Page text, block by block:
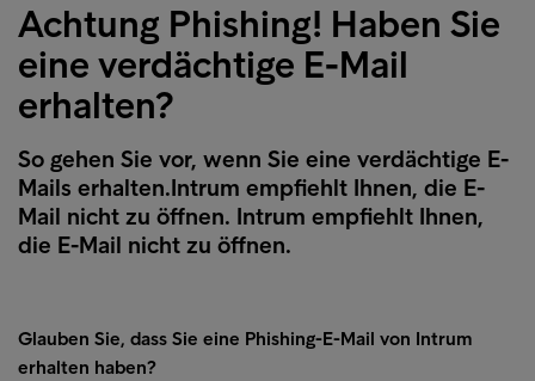
Achtung Phishing! Haben Sie
eine verdächtige E-Mail
erhalten?
So gehen Sie vor, wenn Sie eine verdächtige E-
Mails erhalten.Intrum empfiehlt Ihnen, die E-
Mail nicht zu öffnen. Intrum empfiehlt Ihnen,
die E-Mail nicht zu öffnen.
Glauben Sie, dass Sie eine Phishing-E-Mail von Intrum
erhalten haben?